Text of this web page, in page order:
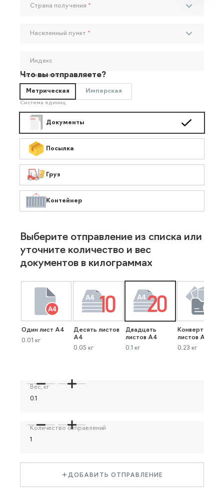
Страна получения *
Населенный пункт *
Индекс
Необязательно
Что вы отправляете?
Метрическая Имперская
Система единиц
Документы
Посылка
Груз
Контейнер
Выберите отправление из списка или
уточните количество и вес
документов в килограммах
Один лист А4
0.01 кг
Десять листов
А4
0.05 кг
Двадцать
листов А4
0.1 кг
Конверт до 40
листов А4
0.23 кг
Вес, кг
Количество отправлений
ДОБАВИТЬ ОТПРАВЛЕНИЕ